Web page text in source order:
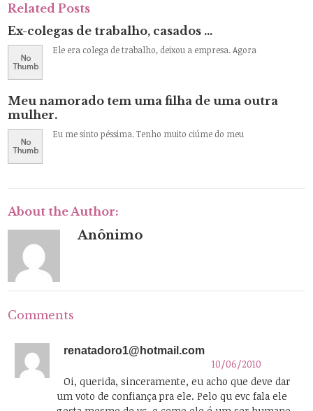
Related Posts
Ex-colegas de trabalho, casados …
Ele era colega de trabalho, deixou a empresa. Agora
Meu namorado tem uma filha de uma outra
mulher.
Eu me sinto péssima. Tenho muito ciúme do meu
About the Author:
Anônimo
Comments
renatadoro1@hotmail.com
10/06/2010
Oi, querida, sinceramente, eu acho que deve dar
um voto de confiança pra ele. Pelo qu evc fala ele